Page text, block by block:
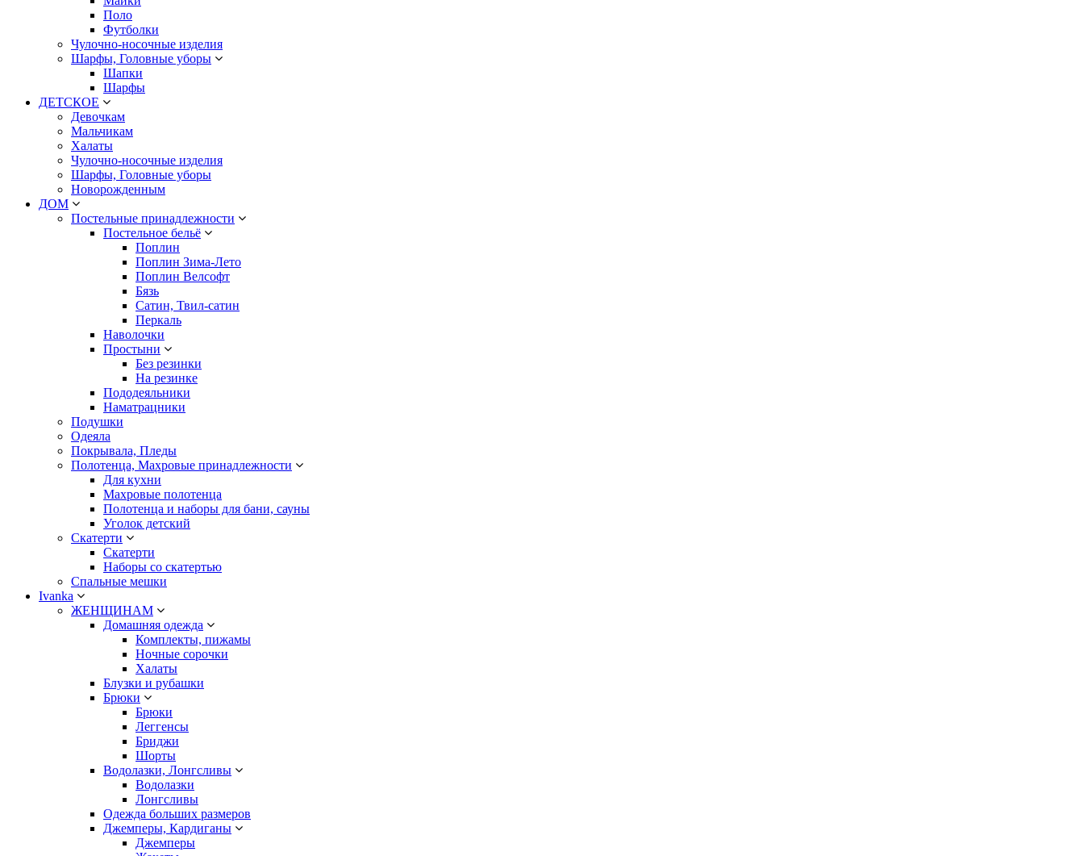
Поло
Футболки
Чулочно-носочные изделия
Шарфы, Головные уборы
Шапки
Шарфы
ДЕТСКОЕ
Девочкам
Мальчикам
Халаты
Чулочно-носочные изделия
Шарфы, Головные уборы
Новорожденным
ДОМ
Постельные принадлежности
Постельное бельё
Поплин
Поплин Зима-Лето
Поплин Велсофт
Бязь
Сатин, Твил-сатин
Перкаль
Наволочки
Простыни
Без резинки
На резинке
Пододеяльники
Наматрацники
Подушки
Одеяла
Покрывала, Пледы
Полотенца, Махровые принадлежности
Для кухни
Махровые полотенца
Полотенца и наборы для бани, сауны
Уголок детский
Скатерти
Скатерти
Наборы со скатертью
Спальные мешки
Ivanka
ЖЕНЩИНАМ
Домашняя одежда
Комплекты, пижамы
Ночные сорочки
Халаты
Блузки и рубашки
Брюки
Брюки
Леггенсы
Бриджи
Шорты
Водолазки, Лонгсливы
Водолазки
Лонгсливы
Одежда больших размеров
Джемперы, Кардиганы
Джемперы